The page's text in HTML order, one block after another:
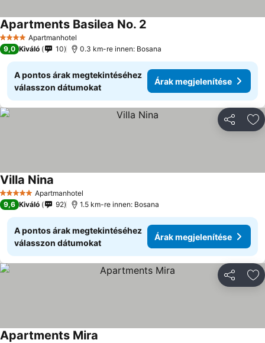
4 KategóriaApartmanhotel
Apartments Basilea No. 2
9,0 Kiváló 10 0.3 km-re innen: Bosana
A pontos árak megtekintéséhez
válasszon dátumokat
Árak megjelenítése
5 KategóriaApartmanhotel
Villa Nina
9,6 Kiváló 92 1.5 km-re innen: Bosana
A pontos árak megtekintéséhez
válasszon dátumokat
Árak megjelenítése
Apartments Mira